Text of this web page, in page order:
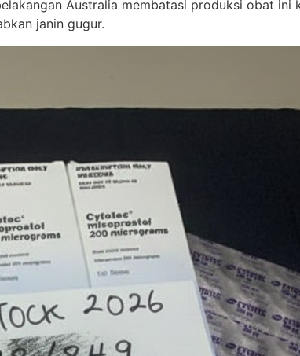
Australia membatasi produksi obat ini
janin gugur.